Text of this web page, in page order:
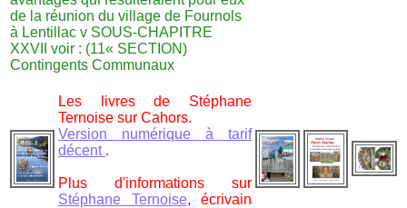
de la réunion du village de Fournols
à Lentillac v SOUS-CHAPITRE
XXVII voir : (11« SECTION)
Contingents Communaux
Les livres de Stéphane
Ternoise sur Cahors.
Version numérique à tarif
décent .
Plus d'informations sur
Stéphane Ternoise, écrivain